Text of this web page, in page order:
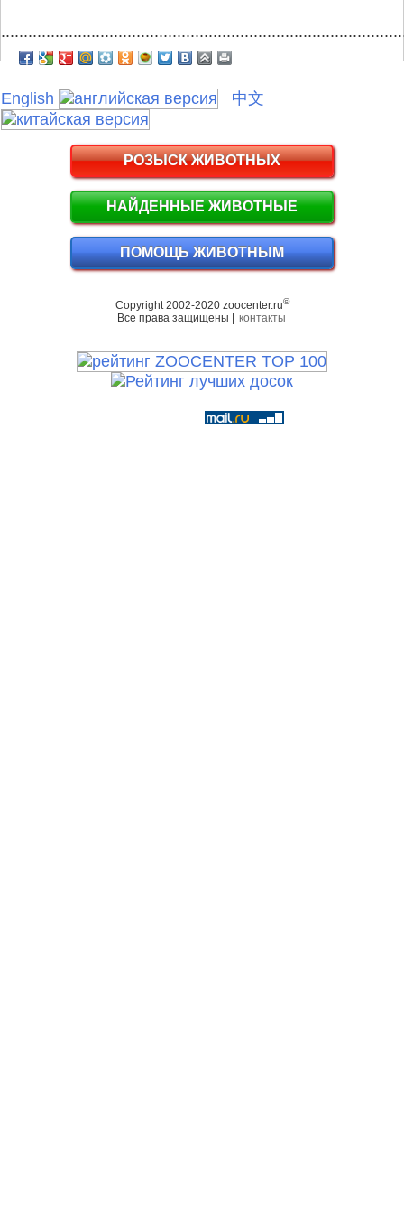
English 中文
РОЗЫСК ЖИВОТНЫХ
НАЙДЕННЫЕ ЖИВОТНЫЕ
ПОМОЩЬ ЖИВОТНЫМ
Copyright 2002-2020 zoocenter.ru©
Все права защищены | контакты